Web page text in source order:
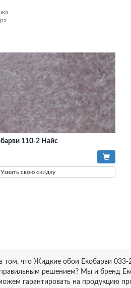
110-2 Найс
Узнать свою скидку
том, что Жидкие обои Екобарви 033-
правильным решением? Мы и бренд
гарантировать на продукцию